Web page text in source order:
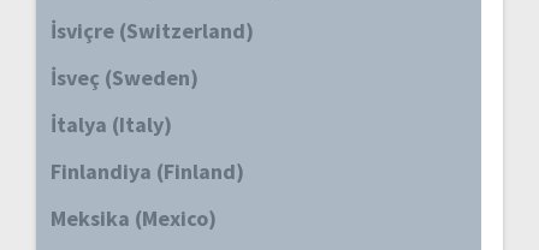
İsviçre (Switzerland)
İsveç (Sweden)
İtalya (Italy)
Finlandiya (Finland)
Meksika (Mexico)